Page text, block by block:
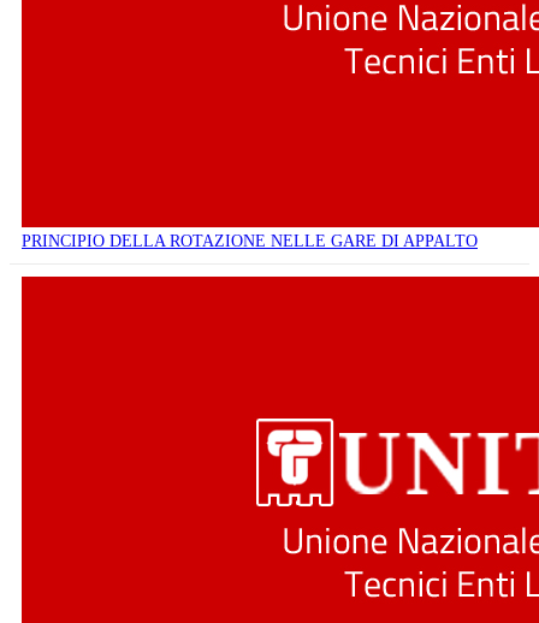
PRINCIPIO DELLA ROTAZIONE NELLE GARE DI APPALTO